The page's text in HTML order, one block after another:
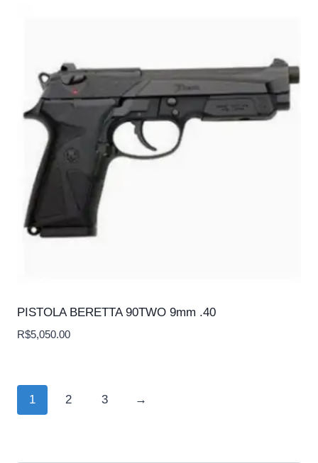
PISTOLA BERETTA 90TWO 9mm .40
R$5,050.00
1 2 3 →